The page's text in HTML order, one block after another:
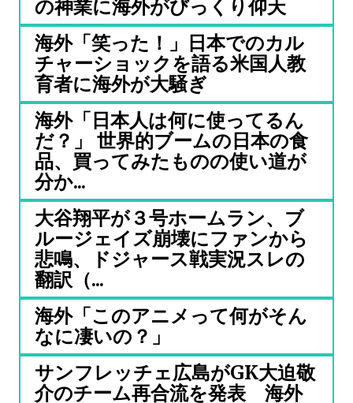
の神業に海外がびっくり仰天
海外「笑った！」日本でのカル
チャーショックを語る米国人教
育者に海外が大騒ぎ
海外「日本人は何に使ってるん
だ？」 世界的ブームの日本の食
品、買ってみたものの使い道が
分か...
大谷翔平が３号ホームラン、ブ
ルージェイズ崩壊にファンから
悲鳴、ドジャース戦実況スレの
翻訳（...
海外「このアニメって何がそん
なに凄いの？」
サンフレッチェ広島がGK大迫敬
介のチーム再合流を発表 海外